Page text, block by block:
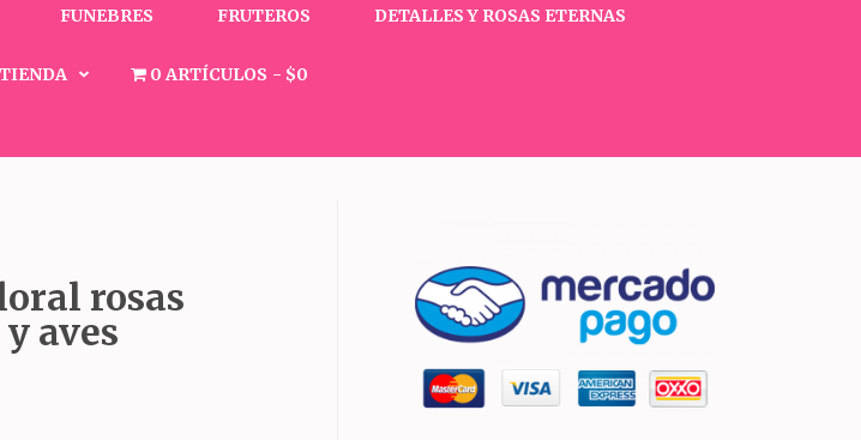
FUNEBRES FRUTEROS DETALLES Y ROSAS ETERNAS
TIENDA 0 ARTÍCULOS $0
rosas
aves